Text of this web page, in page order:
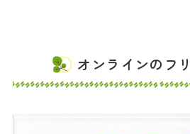
オンラインのフ